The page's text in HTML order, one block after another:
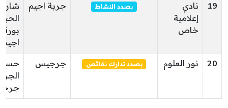
19
نادي
إعلامية
خاص
بصدد النشاط جربة اجيم
شارع
اجيم
20
نور العلوم بصدد تدارك نقائص جرجيس